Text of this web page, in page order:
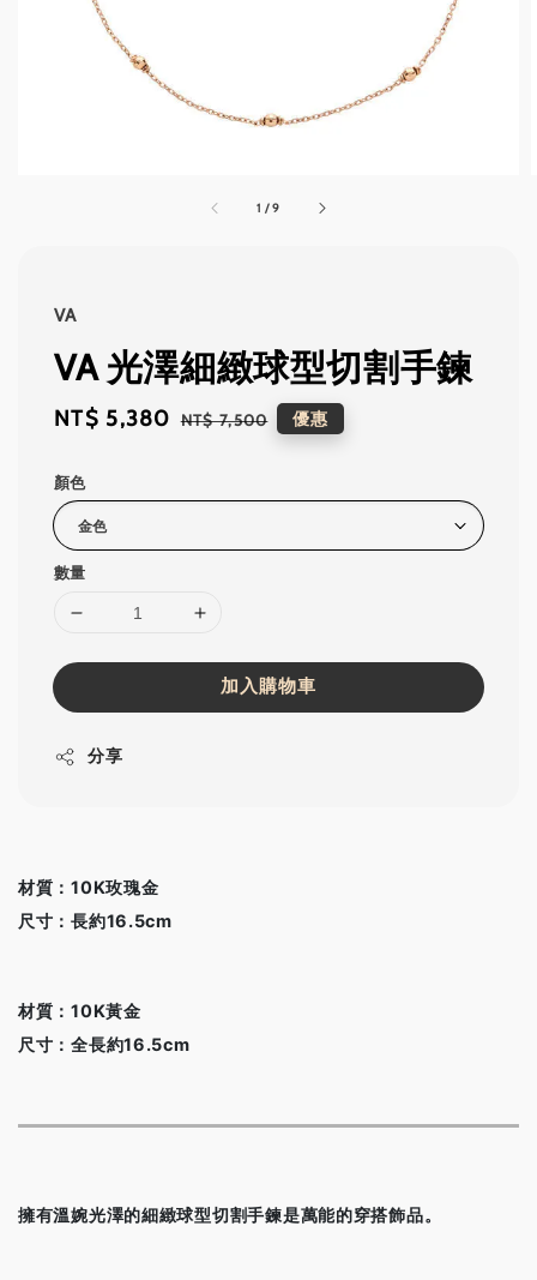
1 /9
VA
VA 光澤細緻球型切割手鍊
Sale
NT$ 5,380 Regular
NT$ 7,500 優惠
顏色
數量
加入購物車
分享
材質：10K玫瑰金
尺寸：長約16.5cm
材質：10K黃金
尺寸：全長約16.5cm
擁有溫婉光澤的細緻球型切割手鍊是萬能的穿搭飾品。